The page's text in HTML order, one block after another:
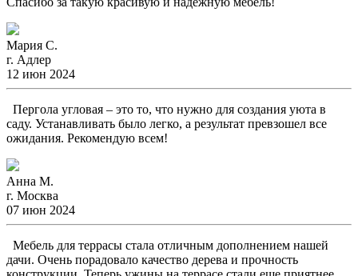
Мария С.
г. Адлер
12 июн 2024
Пергола угловая – это то, что нужно для создания уюта в
саду. Устанавливать было легко, а результат превзошел все
ожидания. Рекомендую всем!
Анна М.
г. Москва
07 июн 2024
Мебель для террасы стала отличным дополнением нашей
дачи. Очень порадовало качество дерева и прочность